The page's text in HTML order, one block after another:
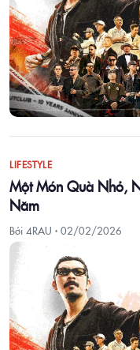
LIFESTYLE
Một Món Quà Nhỏ,
Năm
Bởi 4RAU · 02/02/2026